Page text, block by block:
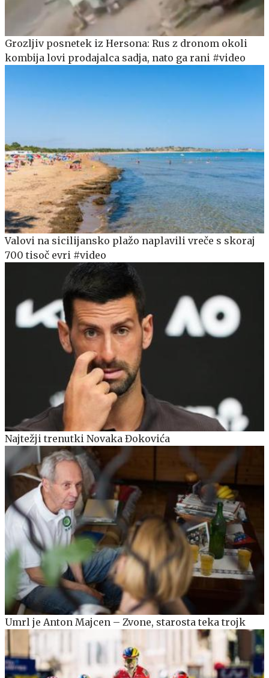
Grozljiv posnetek iz Hersona: Rus z dronom okoli
kombija lovi prodajalca sadja, nato ga rani #video
Valovi na sicilijansko plažo naplavili vreče s skoraj
700 tisoč evri #video
Najtežji trenutki Novaka Đokovića
Umrl je Anton Majcen – Zvone, starosta teka trojk